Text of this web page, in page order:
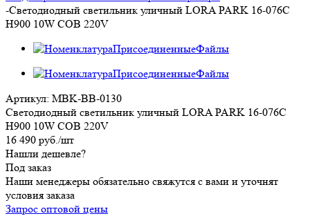
-Светодиодный светильник уличный LORA PARK 16-076C
H900 10W COB 220V
Артикул: MBK-BB-0130
Светодиодный светильник уличный LORA PARK 16-076C
H900 10W COB 220V
16 490 руб./шт
Нашли дешевле?
Под заказ
Наши менеджеры обязательно свяжутся с вами и уточнят
условия заказа
Запрос оптовой цены